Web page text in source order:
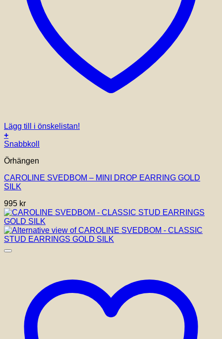
Lägg till i önskelistan!
+
Snabbkoll
Örhängen
CAROLINE SVEDBOM – MINI DROP EARRING GOLD
SILK
995 kr